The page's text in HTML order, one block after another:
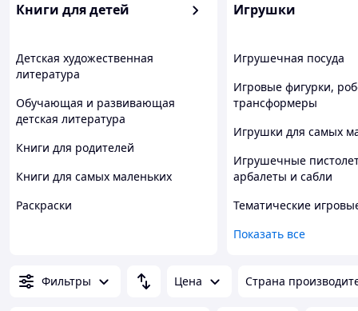
Книги для детей
Детская художественная
литература
Обучающая и развивающая
детская литература
Книги для родителей
Книги для самых маленьких
Раскраски
Игрушки
Игрушечная посуда
Игровые фигурки,
трансформеры
Игрушки для самых
Игрушечные
арбалеты и сабли
Тематические
Показать все
Фильтры Цена Страна